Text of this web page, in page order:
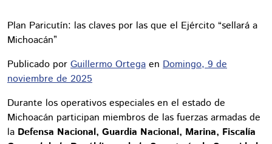
Plan Paricutín: las claves por las que el Ejército “sellará a
Michoacán”
Publicado por Guillermo Ortega en Domingo, 9 de
noviembre de 2025
Durante los operativos especiales en el estado de
Michoacán participan miembros de las fuerzas armadas de
la Defensa Nacional, Guardia Nacional, Marina, Fiscalía